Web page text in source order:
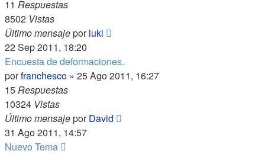
11 Respuestas
8502 Vistas
Último mensajeporluki
22 Sep 2011, 18:20
Encuesta de deformaciones.
porfranchesco » 25 Ago 2011, 16:27
15Respuestas
10324 Vistas
Último mensajeporDavid
31 Ago 2011, 14:57
Nuevo Tema